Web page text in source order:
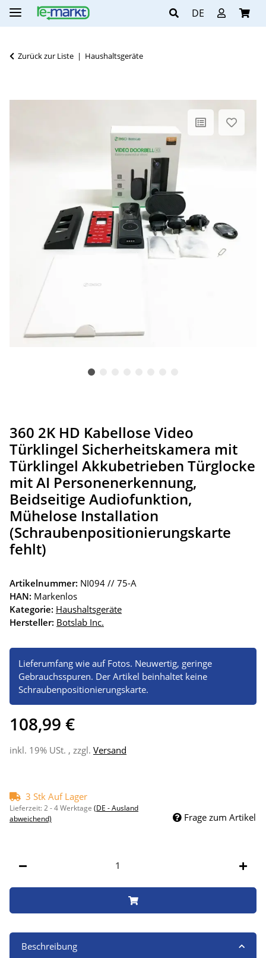
DE
Zurück zur Liste Haushaltsgeräte
360 2K HD Kabellose Video
Türklingel Sicherheitskamera mit
Türklingel Akkubetrieben Türglocke
mit AI Personenerkennung,
Beidseitige Audiofunktion,
Mühelose Installation
(Schraubenpositionierungskarte
fehlt)
Artikelnummer: NI094 // 75-A
HAN: Markenlos
Kategorie: Haushaltsgeräte
Hersteller: Botslab Inc.
Lieferumfang wie auf Fotos. Neuwertig, geringe
Gebrauchsspuren. Der Artikel beinhaltet keine
Schraubenpositionierungskarte.
108,99 €
inkl. 19% USt. , zzgl. Versand
3 Stk Auf Lager
Lieferzeit:2 - 4 Werktage (DE - Ausland
abweichend)
Frage zum Artikel
Beschreibung